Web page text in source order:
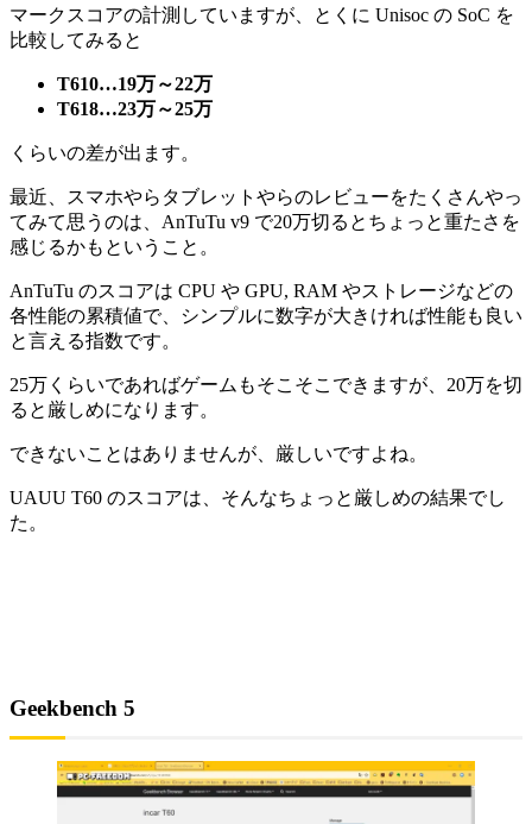
マークスコアの計測していますが、とくに Unisoc の SoC を
比較してみると
T610…19万～22万
T618…23万～25万
くらいの差が出ます。
最近、スマホやらタブレットやらのレビューをたくさんやっ
てみて思うのは、AnTuTu v9 で20万切るとちょっと重たさを
感じるかもということ。
AnTuTu のスコアは CPU や GPU, RAM やストレージなどの
各性能の累積値で、シンプルに数字が大きければ性能も良い
と言える指数です。
25万くらいであればゲームもそこそこできますが、20万を切
ると厳しめになります。
できないことはありませんが、厳しいですよね。
UAUU T60 のスコアは、そんなちょっと厳しめの結果でし
た。
Geekbench 5